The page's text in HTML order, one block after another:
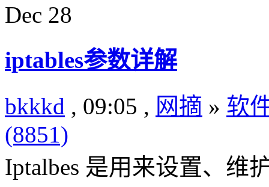
Dec 28
iptables参数详解
bkkkd , 09:05 , 网摘 » 软
(8851)
Iptalbes 是用来设置、维